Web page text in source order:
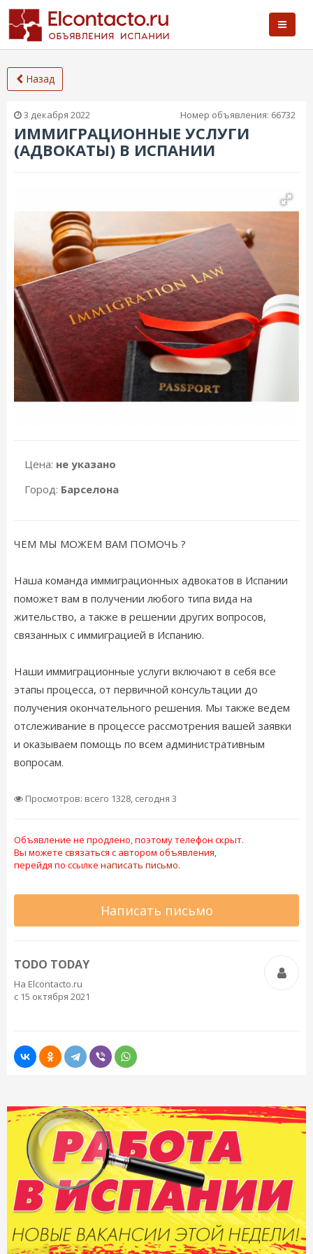
Назад
3 декабря 2022 Номер объявления: 66732
ИММИГРАЦИОННЫЕ УСЛУГИ
(АДВОКАТЫ) В ИСПАНИИ
Цена: не указано
Город: Барселона
ЧЕМ МЫ МОЖЕМ ВАМ ПОМОЧЬ ?
Наша команда иммиграционных адвокатов в Испании
поможет вам в получении любого типа вида на
жительство, а также в решении других вопросов,
связанных с иммиграцией в Испанию.
Наши иммиграционные услуги включают в себя все
этапы процесса, от первичной консультации до
получения окончательного решения. Мы также ведем
отслеживание в процессе рассмотрения вашей заявки
и оказываем помощь по всем административным
вопросам.
Просмотров: всего 1328, сегодня 3
Объявление не продлено, поэтому телефон скрыт.
Вы можете связаться с автором объявления,
перейдя по ссылке написать письмо.
Написать письмо
TODO TODAY
На Elcontacto.ru
с 15 октября 2021